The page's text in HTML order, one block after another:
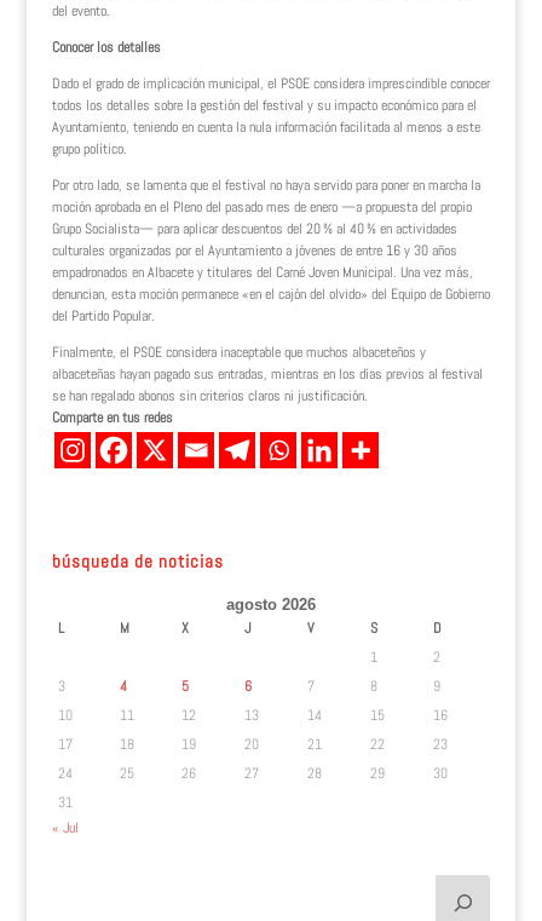
del evento.
Conocer los detalles
Dado el grado de implicación municipal, el PSOE considera imprescindible conocer
todos los detalles sobre la gestión del festival y su impacto económico para el
Ayuntamiento, teniendo en cuenta la nula información facilitada al menos a este
grupo político.
Por otro lado, se lamenta que el festival no haya servido para poner en marcha la
moción aprobada en el Pleno del pasado mes de enero —a propuesta del propio
Grupo Socialista— para aplicar descuentos del 20 % al 40 % en actividades
culturales organizadas por el Ayuntamiento a jóvenes de entre 16 y 30 años
empadronados en Albacete y titulares del Carné Joven Municipal. Una vez más,
denuncian, esta moción permanece «en el cajón del olvido» del Equipo de Gobierno
del Partido Popular.
Finalmente, el PSOE considera inaceptable que muchos albaceteños y
albaceteñas hayan pagado sus entradas, mientras en los días previos al festival
se han regalado abonos sin criterios claros ni justificación.
Comparte en tus redes
búsqueda de noticias
agosto 2026
L M X J V S
D
1
2
3
4 5 6 7 8
9
10
11 12 13 14 15
16
17
18 19 20 21 22
23
24
25 26 27 28 29
30
31
« Jul